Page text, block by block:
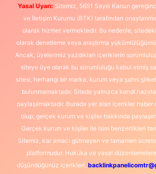
Yasal Uyarı: Sitemiz, 5651 Sayılı Kanun
ve İletişim Kurumu (BTK) tarafından
olarak hizmet vermektedir. Bu nedenle,
olarak denetleme veya araştırma
Ancak, üyelerimiz yazdıkları içeriklerin
siteye üye olarak bu sorumluluğu kabul etmiş
sitesi, herhangi bir marka, kurum veya şahıs
bulunmamaktadır. Sitede yalnızca kendi
paylaşılmaktadır. Burada yer alan içerikler haber
olup, gerçek kurum ve kişiler hakkında
Gerçek kurum ve kişiler ile isim benzerlikleri
Sitemiz, kar amacı gütmeyen ve tamamen
platformudur. Hukuka ve yasal düzenlemelere
düşündüğünüz içerikleri,